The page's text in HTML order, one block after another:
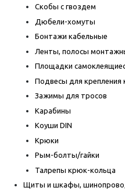
Скобы с гвоздем
Дюбели-хомуты
Бонтажи кабельные
Ленты, полосы
Площадки
Подвесы для крепления
Зажимы для тросов
Карабины
Коуши DIN
Крюки
Рым-болты/гайки
Талрепы крюк-кольца
Щиты и шкафы,